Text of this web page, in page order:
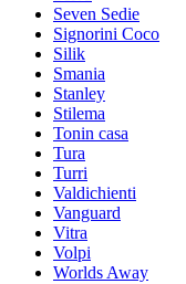
Seven Sedie
Signorini Coco
Silik
Smania
Stanley
Stilema
Tonin casa
Tura
Turri
Valdichienti
Vanguard
Vitra
Volpi
Worlds Away